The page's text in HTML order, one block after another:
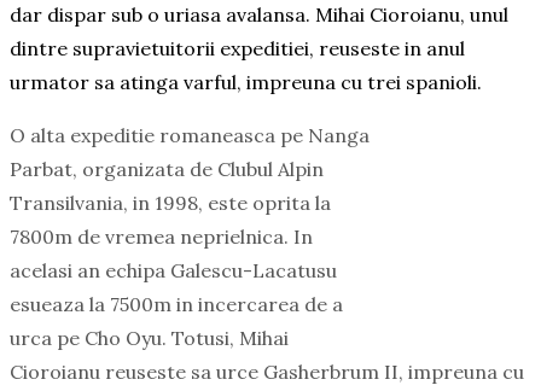
dar dispar sub o uriasa avalansa. Mihai Cioroianu, unul
dintre supravietuitorii expeditiei, reuseste in anul
urmator sa atinga varful, impreuna cu trei spanioli.
O alta expeditie romaneasca pe Nanga
Parbat, organizata de Clubul Alpin
Transilvania, in 1998, este oprita la
7800m de vremea neprielnica. In
acelasi an echipa Galescu-Lacatusu
esueaza la 7500m in incercarea de a
urca pe Cho Oyu. Totusi, Mihai
Cioroianu reuseste sa urce Gasherbrum II, impreuna cu